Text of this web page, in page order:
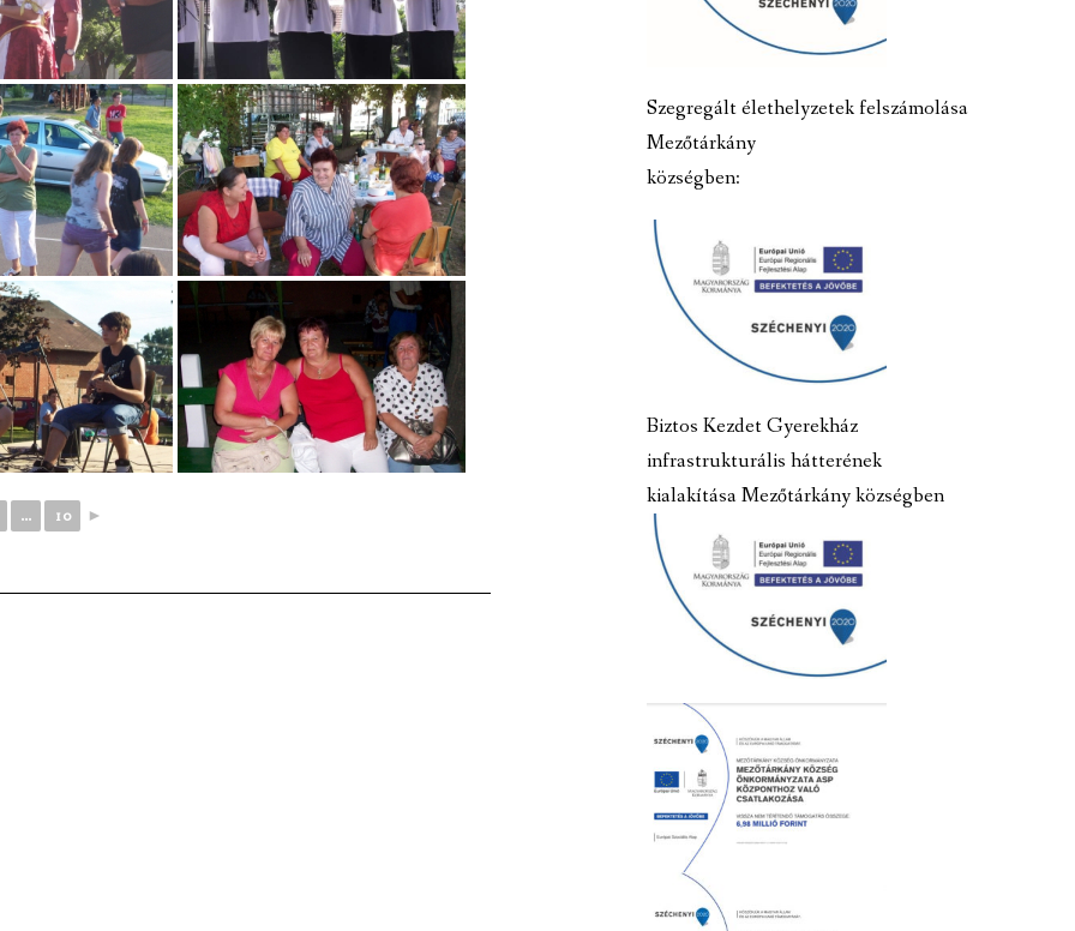
... 10 ►
Szegregált élethelyzetek felszámolása
Mezőtárkány
községben:
Biztos Kezdet Gyerekház
infrastrukturális hátterének
kialakítása Mezőtárkány községben